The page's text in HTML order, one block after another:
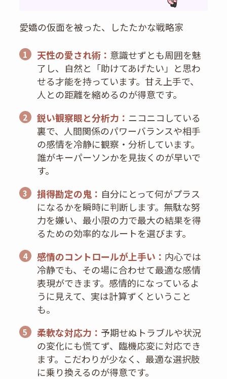
愛嬌の仮面を被った、したたかな戦略家
1 天性の愛され術： 意識せずとも周囲を魅
了し、自然と「助けてあげたい」と思わ
せる才能を持っています。甘え上手で、
人との距離を縮めるのが得意です。
2 鋭い観察眼と分析力： ニコニコしている
裏で、人間関係のパワーバランスや相手
の感情を冷静に観察・分析しています。
誰がキーパーソンかを見抜くのが早いで
す。
3 損得勘定の鬼： 自分にとって何がプラス
になるかを瞬時に判断します。無駄な努
力を嫌い、最小限の力で最大の結果を得
るための効率的なルートを選びます。
4 感情のコントロールが上手い： 内心では
冷静でも、その場に合わせて最適な感情
表現ができます。感情的になっているよ
うに見えて、実は計算ずくということ
も。
5 柔軟な対応力： 予期せぬトラブルや状況
の変化にも慌てず、臨機応変に対応でき
ます。こだわりが少なく、最適な選択肢
に乗り換えるのが得意です。